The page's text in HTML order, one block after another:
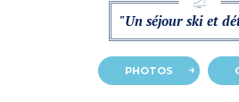
"Un séjour ski et
PHOTOS